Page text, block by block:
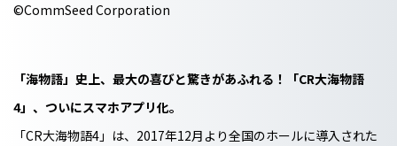
©CommSeed Corporation
「海物語」史上、最大の喜びと驚きがあふれる！「CR大海物語
4」、ついにスマホアプリ化。
「CR大海物語4」は、2017年12月より全国のホールに導入された